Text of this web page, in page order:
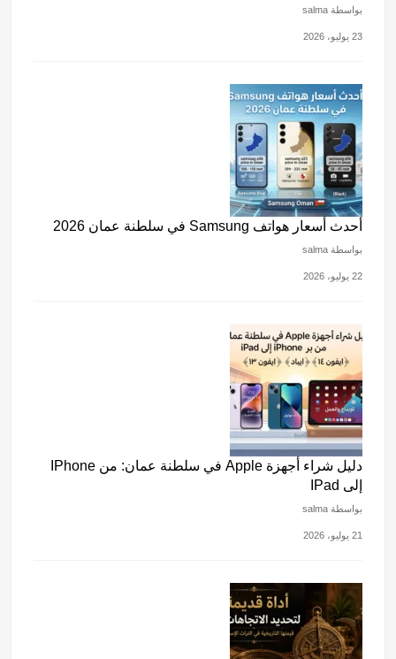
بواسطة salma
23 يوليو، 2026
أحدث أسعار هواتف Samsung في سلطنة عمان 2026
بواسطة salma
22 يوليو، 2026
دليل شراء أجهزة Apple في سلطنة عمان: من IPhone
إلى IPad
بواسطة salma
21 يوليو، 2026